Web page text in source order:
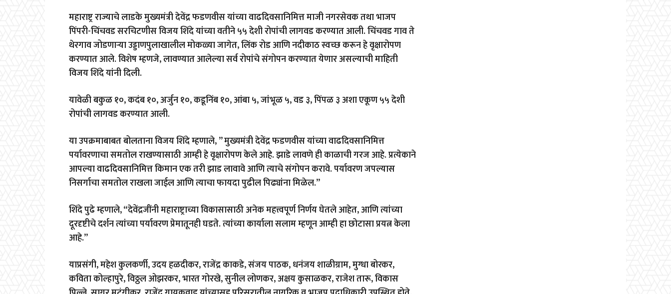
महाराष्ट्र राज्याचे लाडके मुख्यमंत्री देवेंद्र फडणवीस यांच्या वाढदिवसानिमित्त माजी नगरसेवक तथा भाजप
पिंपरी-चिंचवड सरचिटणीस विजय शिंदे यांच्या वतीने ५५ देशी रोपांची लागवड करण्यात आली. चिंचवड गाव ते
थेरगाव जोडणाऱ्या उड्डाणपुलाखालील मोकळ्या जागेत, लिंक रोड आणि नदीकाठ स्वच्छ करून हे वृक्षारोपण
करण्यात आले. विशेष म्हणजे, लावण्यात आलेल्या सर्व रोपांचे संगोपन करण्यात येणार असल्याची माहिती
विजय शिंदे यांनी दिली.
यावेळी बकुळ १०, कदंब १०, अर्जुन १०, कडूनिंब १०, आंबा ५, जांभूळ ५, वड ३, पिंपळ ३ अशा एकूण ५५ देशी
रोपांची लागवड करण्यात आली.
या उपक्रमाबाबत बोलताना विजय शिंदे म्हणाले, ” मुख्यमंत्री देवेंद्र फडणवीस यांच्या वाढदिवसानिमित्त
पर्यावरणाचा समतोल राखण्यासाठी आम्ही हे वृक्षारोपण केले आहे. झाडे लावणे ही काळाची गरज आहे. प्रत्येकाने
आपल्या वाढदिवसानिमित्त किमान एक तरी झाड लावावे आणि त्याचे संगोपन करावे. पर्यावरण जपल्यास
निसर्गाचा समतोल राखला जाईल आणि त्याचा फायदा पुढील पिढ्यांना मिळेल.”
शिंदे पुढे म्हणाले, “देवेंद्रजींनी महाराष्ट्राच्या विकासासाठी अनेक महत्त्वपूर्ण निर्णय घेतले आहेत, आणि त्यांच्या
दूरदृष्टीचे दर्शन त्यांच्या पर्यावरण प्रेमातूनही घडते. त्यांच्या कार्याला सलाम म्हणून आम्ही हा छोटासा प्रयत्न केला
आहे.”
याप्रसंगी, महेश कुलकर्णी, उदय हळदीकर, राजेंद्र काकडे, संजय पाठक, धनंजय शाळीग्राम, मुग्धा बोरकर,
कविता कोल्हापुरे, विठ्ठल ओझरकर, भारत गोरखे, सुनील लोणकर, अक्षय कुसाळकर, राजेश तारू, विकास